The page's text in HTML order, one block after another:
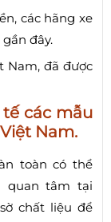
các hãng xe
đây.
Nam, đã được
các mẫu
Nam.
toàn có thể
quan tâm tại
chất liệu để